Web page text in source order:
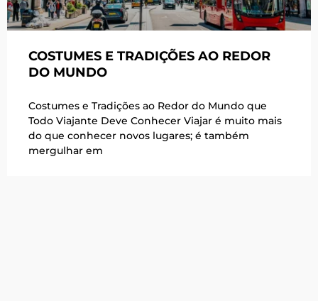
COSTUMES E TRADIÇÕES AO REDOR
DO MUNDO
Costumes e Tradições ao Redor do Mundo que
Todo Viajante Deve Conhecer Viajar é muito mais
do que conhecer novos lugares; é também
mergulhar em